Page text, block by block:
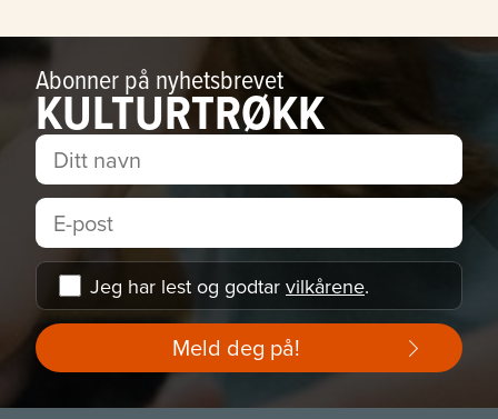
Abonner på nyhetsbrevet
KULTURTRØKK
Jeg har lest og godtar vilkårene.
Meld deg på!